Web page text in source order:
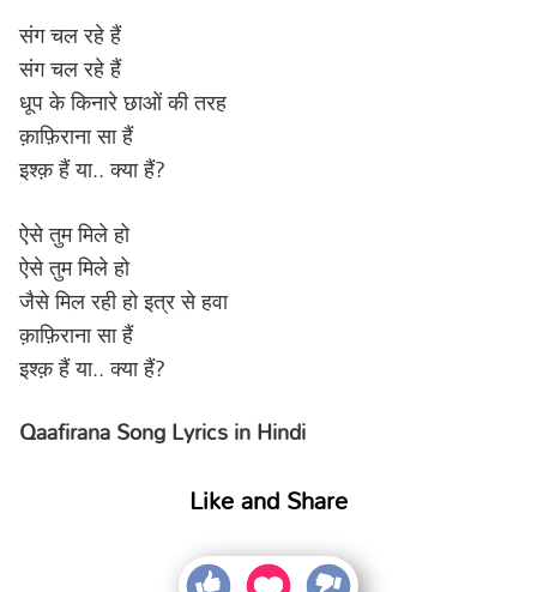
संग चल रहे हैं
संग चल रहे हैं
धूप के किनारे छाओं की तरह
क़ाफ़िराना सा हैं
इश्क़ हैं या.. क्या हैं?
ऐसे तुम मिले हो
ऐसे तुम मिले हो
जैसे मिल रही हो इत्र से हवा
क़ाफ़िराना सा हैं
इश्क़ हैं या.. क्या हैं?
Qaafirana Song Lyrics in Hindi
Like and Share